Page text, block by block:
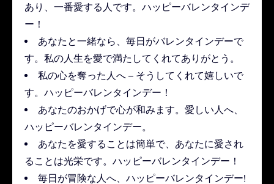
あり、一番愛する人です。ハッピーバレンタインデ
ー！
あなたと一緒なら、毎日がバレンタインデーで
す。私の人生を愛で満たしてくれてありがとう。
私の心を奪った人へ – そうしてくれて嬉しいで
す。ハッピーバレンタインデー！
あなたのおかげで心が和みます。愛しい人へ、
ハッピーバレンタインデー。
あなたを愛することは簡単で、あなたに愛され
ることは光栄です。ハッピーバレンタインデー！
毎日が冒険な人へ、ハッピーバレンタインデー!